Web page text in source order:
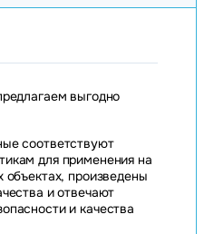
выгодно
соответствуют
для применения на
объектах, произведены
и отвечают
и качества